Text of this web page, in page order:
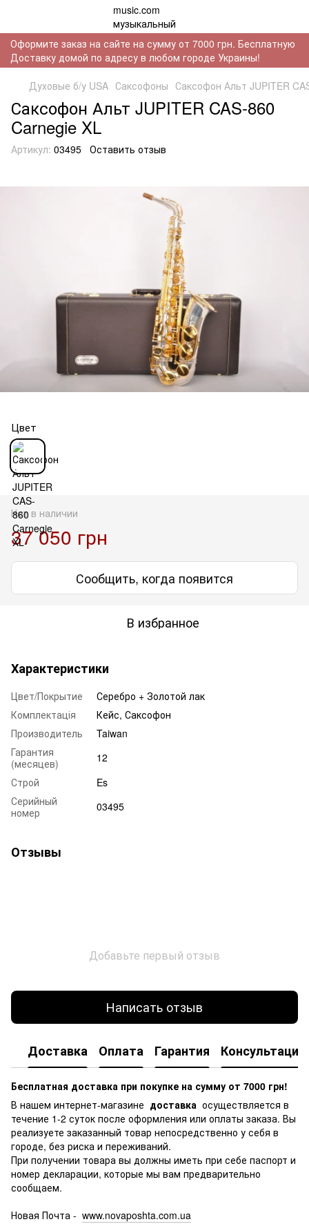
Оформите заказ на сайте на сумму от 7000 грн. Бесплатную
Доставку домой по адресу в любом городе Украины!
Духовые б/у USA Саксофоны Саксофон Альт JUPITER
Саксофон Альт JUPITER CAS-860
Carnegie XL
Артикул: 03495 Оставить отзыв
Цвет
Нет в наличии
37 050 грн
Сообщить, когда появится
В избранное
Характеристики
Цвет/Покрытие
Серебро + Золотой лак
Комплектація
Кейс, Саксофон
Производитель
Taiwan
Гарантия
(месяцев)
12
Строй
Es
Серийный
номер
03495
Отзывы
Добавьте первый отзыв
Написать отзыв
Доставка Оплата Гарантия Консультация
Бесплатная доставка при покупке на сумму от 7000 грн!
В нашем интернет-магазине доставка осуществляется в
течение 1-2 суток после оформления или оплаты заказа. Вы
реализуете заказанный товар непосредственно у себя в
городе, без риска и переживаний.
При получении товара вы должны иметь при себе паспорт и
номер декларации, которые мы вам предварительно
сообщаем.
Новая Почта - www.novaposhta.com.ua